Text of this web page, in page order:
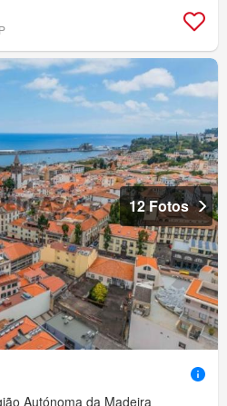
12 Fotos
Autónoma da Madeira